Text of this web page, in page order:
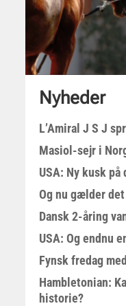
Nyheder
L’Amiral J S J
Masiol-sejr i
USA: Ny kusk på
Og nu gælder
Dansk 2-åring
USA: Og endnu
Fynsk fredag
Hambletonian:
historie?